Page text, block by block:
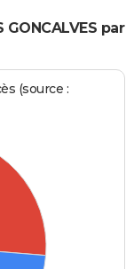
par
(source :